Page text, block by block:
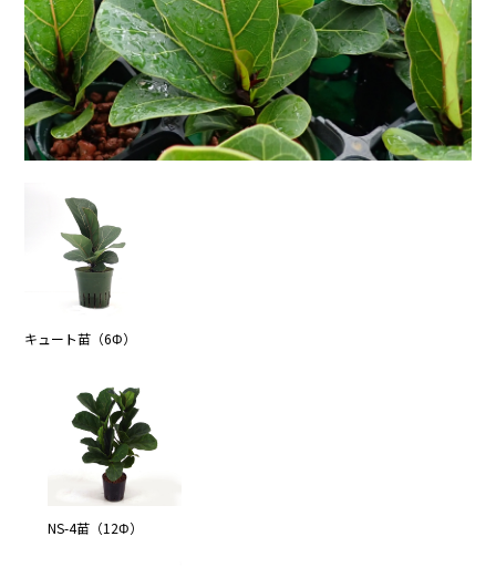
キュート苗（6Φ）
NS-4苗（12Φ）